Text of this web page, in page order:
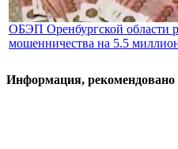
ОБЭП Оренбургской области
мошенничества на 5.5
Информация,